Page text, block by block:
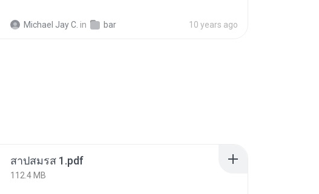
Michael Jay C. in bar 10 years ago
สาปสมรส 1.pdf
112.4 MB